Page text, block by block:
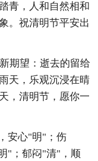
青，人和自然相和
。祝清明节平安出
期望：逝去的留给
天，乐观沉浸在晴
，清明节，愿你一
安心"明"；伤
"；郁闷"清"，顺